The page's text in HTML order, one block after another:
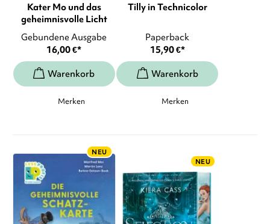
Kater Mo und das
geheimnisvolle Licht
Gebundene Ausgabe
16,00€*
Merken
Tilly in Technicolor
Paperback
15,90€*
Merken
NEU
NEU